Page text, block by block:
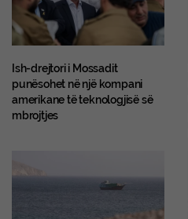
Ish-drejtori i Mossadit
punësohet në një kompani
amerikane të teknologjisë së
mbrojtjes